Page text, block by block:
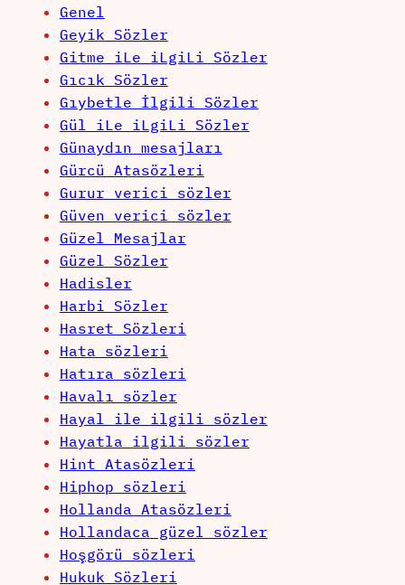
Genel
Geyik Sözler
Gitme iLe iLgiLi Sözler
Gıcık Sözler
Gıybetle İlgili Sözler
Gül iLe iLgiLi Sözler
Günaydın mesajları
Gürcü Atasözleri
Gurur verici sözler
Güven verici sözler
Güzel Mesajlar
Güzel Sözler
Hadisler
Harbi Sözler
Hasret Sözleri
Hata sözleri
Hatıra sözleri
Havalı sözler
Hayal ile ilgili sözler
Hayatla ilgili sözler
Hint Atasözleri
Hiphop sözleri
Hollanda Atasözleri
Hollandaca güzel sözler
Hoşgörü sözleri
Hukuk Sözleri